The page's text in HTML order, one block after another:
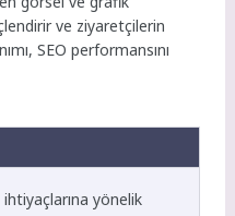
ve ziyaretçilerin
SEO performansını
yönelik